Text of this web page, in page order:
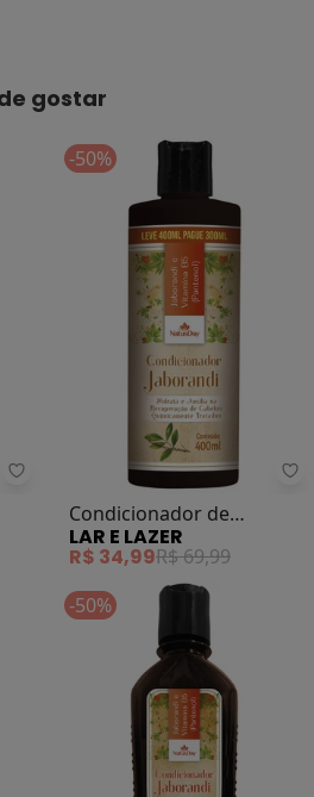
gostar
Lar e Lazer - Condicionador de
-50%
Condicionador de
Jaborandi 400
LAR E LAZER
R$ 34,99R$ 69,99
-50%